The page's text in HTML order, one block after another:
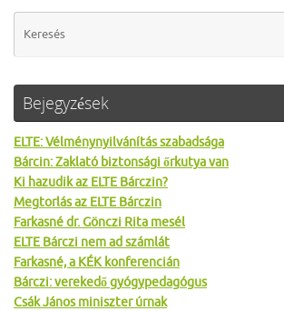
Bejegyzések
ELTE: Vélménynyilvánítás szabadsága
Bárcin: Zaklató biztonsági őrkutya van
Ki hazudik az ELTE Bárczin?
Megtorlás az ELTE Bárczin
Farkasné dr. Gönczi Rita mesél
ELTE Bárczi nem ad számlát
Farkasné, a KÉK konferencián
Bárczi: verekedő gyógypedagógus
Csák János miniszter úrnak